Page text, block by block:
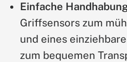
Einfache
Griffsensors zum
und eines
zum bequemen